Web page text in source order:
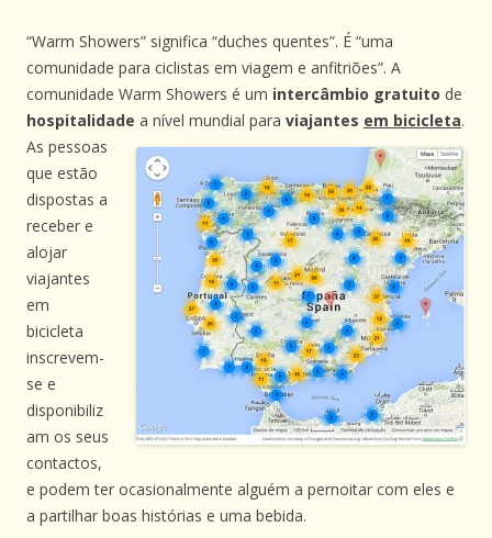
“Warm Showers” significa “duches quentes”. É “uma
comunidade para ciclistas em viagem e anfitriões”. A
comunidade Warm Showers é um intercâmbio gratuito de
hospitalidade a nível mundial para viajantes em bicicleta.
As pessoas
que estão
dispostas a
receber e
alojar
viajantes
em
bicicleta
inscrevem-
se e
disponibiliz
am os seus
contactos,
e podem ter ocasionalmente alguém a pernoitar com eles e
a partilhar boas histórias e uma bebida.